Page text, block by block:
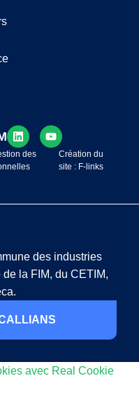
des
Création du
site : F-links
des industries
la FIM, du CETIM,
avec Real Cookie